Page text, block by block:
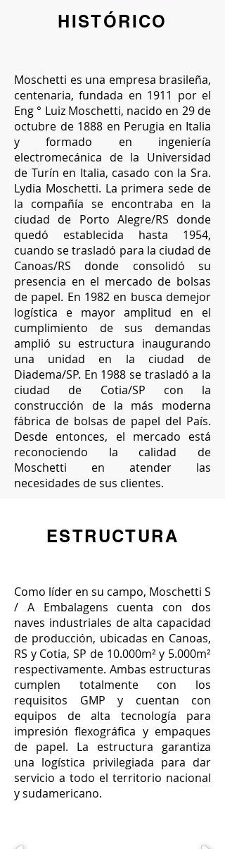
HISTÓRICO
Moschetti es una empresa brasileña,
centenaria, fundada en 1911 por el
Eng ° Luiz Moschetti, nacido en 29 de
octubre de 1888 en Perugia en Italia
y formado en ingeniería
electromecánica de la Universidad
de Turín en Italia, casado con la Sra.
Lydia Moschetti. La primera sede de
la compañía se encontraba en la
ciudad de Porto Alegre/RS donde
quedó establecida hasta 1954,
cuando se trasladó para la ciudad de
Canoas/RS donde consolidó su
presencia en el mercado de bolsas
de papel. En 1982 en busca demejor
logística e mayor amplitud en el
cumplimiento de sus demandas
amplió su estructura inaugurando
una unidad en la ciudad de
Diadema/SP. En 1988 se trasladó a la
ciudad de Cotia/SP con la
construcción de la más moderna
fábrica de bolsas de papel del País.
Desde entonces, el mercado está
reconociendo la calidad de
Moschetti en atender las
necesidades de sus clientes.
ESTRUCTURA
Como líder en su campo, Moschetti S
/ A Embalagens cuenta con dos
naves industriales de alta capacidad
de producción, ubicadas en Canoas,
RS y Cotia, SP de 10.000m² y 5.000m²
respectivamente. Ambas estructuras
cumplen totalmente con los
requisitos GMP y cuentan con
equipos de alta tecnología para
impresión flexográfica y empaques
de papel. La estructura garantiza
una logística privilegiada para dar
servicio a todo el territorio nacional
y sudamericano.